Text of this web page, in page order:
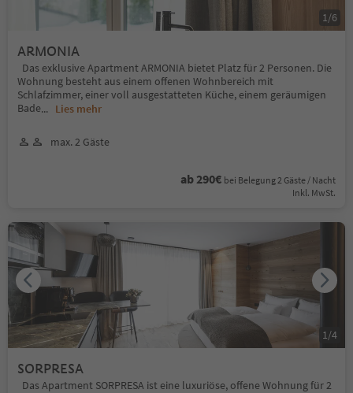
ARMONIA
Das exklusive Apartment ARMONIA bietet Platz für 2 Personen. Die
Wohnung besteht aus einem offenen Wohnbereich mit
Schlafzimmer, einer voll ausgestatteten Küche, einem geräumigen
Bade... Lies mehr
max. 2 Gäste
ab 290€ bei Belegung 2 Gäste / Nacht
Inkl. MwSt.
1 /6
SORPRESA
Das Apartment SORPRESA ist eine luxuriöse, offene Wohnung für 2
1 /4